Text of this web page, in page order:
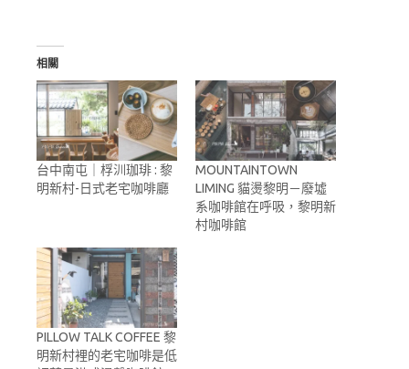
相關
台中南屯｜桴汌珈琲 : 黎
明新村-日式老宅咖啡廳
MOUNTAINTOWN
LIMING 貓燙黎明－廢墟
系咖啡館在呼吸，黎明新
村咖啡館
PILLOW TALK COFFEE 黎
明新村裡的老宅咖啡是低